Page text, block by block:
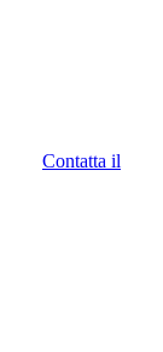
Contatta il